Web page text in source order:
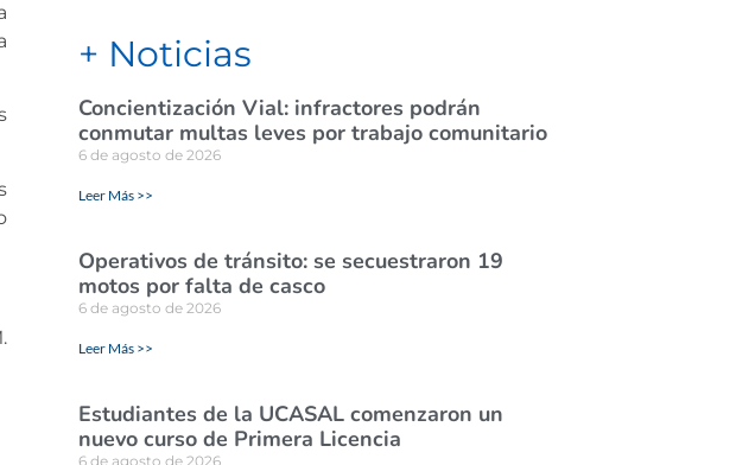
+ Noticias
Concientización Vial: infractores podrán
conmutar multas leves por trabajo comunitario
6 de agosto de 2026
Leer Más >>
Operativos de tránsito: se secuestraron 19
motos por falta de casco
6 de agosto de 2026
Leer Más >>
Estudiantes de la UCASAL comenzaron un
nuevo curso de Primera Licencia
6 de agosto de 2026